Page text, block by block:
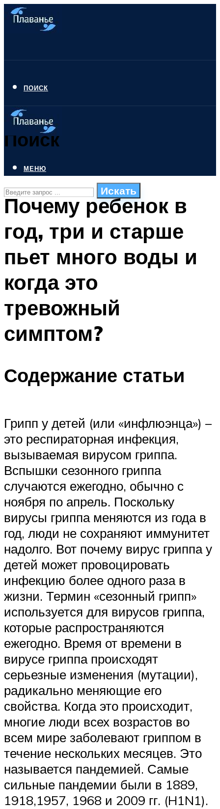
ПОИСК
Поиск
Искать
СТИЛИ ПЛАВАНЬЯ
ПЛАВАНЬЕ ДЛЯ ДЕТЕЙ
БАССЕЙН ДЛЯ ДОМА
МЕНЮ
МЕНЮ
Почему ребенок в
год, три и старше
пьет много воды и
когда это
тревожный
симптом?
Содержание статьи
Грипп у детей (или «инфлюэнца») –
это респираторная инфекция,
вызываемая вирусом гриппа.
Вспышки сезонного гриппа
случаются ежегодно, обычно с
ноября по апрель. Поскольку
вирусы гриппа меняются из года в
год, люди не сохраняют иммунитет
надолго. Вот почему вирус гриппа у
детей может провоцировать
инфекцию более одного раза в
жизни. Термин «сезонный грипп»
используется для вирусов гриппа,
которые распространяются
ежегодно. Время от времени в
вирусе гриппа происходят
серьезные изменения (мутации),
радикально меняющие его
свойства. Когда это происходит,
многие люди всех возрастов во
всем мире заболевают гриппом в
течение нескольких месяцев. Это
называется пандемией. Самые
сильные пандемии были в 1889,
1918,1957, 1968 и 2009 гг. (H1N1).